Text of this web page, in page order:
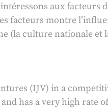
aux facteurs
facteurs montre
(la culture nationale et
(IJV) in a
has a very high rate